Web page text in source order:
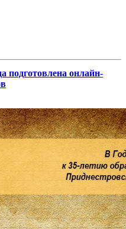
подготовлена онлайн-